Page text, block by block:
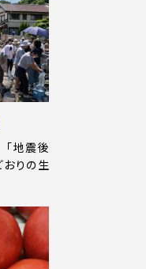
地震後
りの生